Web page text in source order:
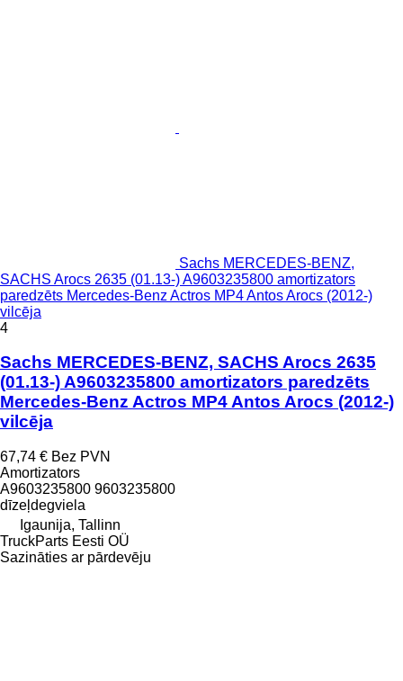
Sachs MERCEDES-BENZ,
SACHS Arocs 2635 (01.13-) A9603235800 amortizators
paredzēts Mercedes-Benz Actros MP4 Antos Arocs (2012-)
vilcēja
4
Sachs MERCEDES-BENZ, SACHS Arocs 2635
(01.13-) A9603235800 amortizators paredzēts
Mercedes-Benz Actros MP4 Antos Arocs (2012-)
vilcēja
67,74 € Bez PVN
Amortizators
A9603235800 9603235800
dīzeļdegviela
Igaunija, Tallinn
TruckParts Eesti OÜ
Sazināties ar pārdevēju